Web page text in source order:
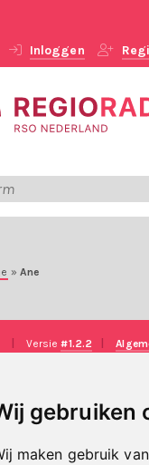
gebruiken
maken gebruik
Inloggen
» Ane
Versie#1.2.2